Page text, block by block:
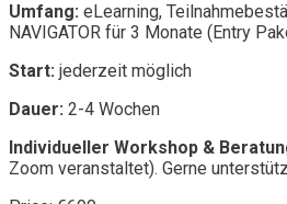
Umfang: eLearning,
NAVIGATOR für 3 Monate (Entry
Start: jederzeit möglich
Dauer: 2-4 Wochen
Individueller Workshop &
Zoom veranstaltet). Gerne